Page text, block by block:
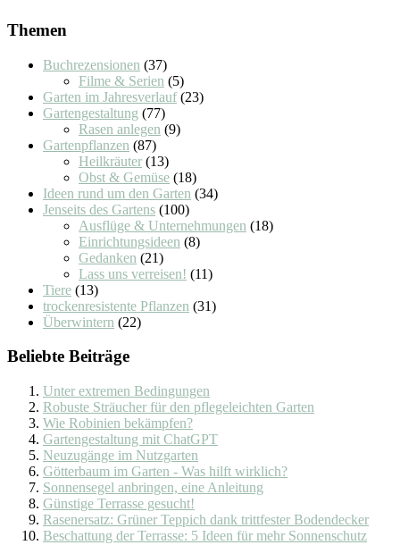
Themen
Buchrezensionen (37)
Filme & Serien (5)
Garten im Jahresverlauf(23)
Gartengestaltung (77)
Rasen anlegen (9)
Gartenpflanzen (87)
Heilkräuter (13)
Obst & Gemüse (18)
Ideen rund um den Garten (34)
Jenseits des Gartens (100)
Ausflüge & Unternehmungen (18)
Einrichtungsideen (8)
Gedanken (21)
Lass uns verreisen! (11)
Tiere (13)
trockenresistente Pflanzen (31)
Überwintern (22)
Beliebte Beiträge
Unter extremen Bedingungen
Robuste Sträucher für den pflegeleichten Garten
Wie Robinien bekämpfen?
Gartengestaltung mit ChatGPT
Neuzugänge im Nutzgarten
Götterbaum im Garten - Was hilft wirklich?
Sonnensegel anbringen, eine Anleitung
Günstige Terrasse gesucht!
Rasenersatz: Grüner Teppich dank trittfester Bodendecker
Beschattung der Terrasse: 5 Ideen für mehr Sonnenschutz